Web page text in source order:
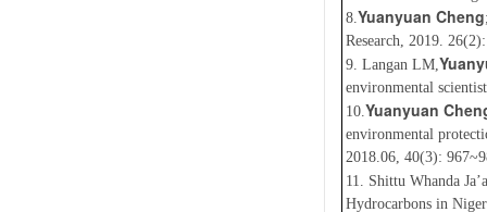
8.Yuanyuan Cheng
Research, 2019.
9. Langan LM,
environmental
10.Yuanyuan
environmental
2018.06, 40(3):
11. Shittu Whanda
Hydrocarbons in